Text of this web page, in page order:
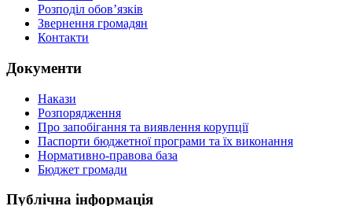
Розподіл обов’язків
Звернення громадян
Контакти
Документи
Накази
Розпорядження
Про запобігання та виявлення корупції
Паспорти бюджетної програми та їх виконання
Нормативно-правова база
Бюджет громади
Публічна інформація